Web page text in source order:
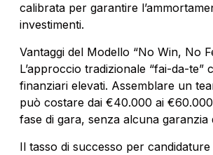
calibrata per garantire
investimenti.
Vantaggi del Modello “No Win, No
L’approccio tradizionale “fai-da-te”
finanziari elevati. Assemblare un
può costare dai €40.000 ai
fase di gara, senza alcuna garanzia
Il tasso di successo per candidature